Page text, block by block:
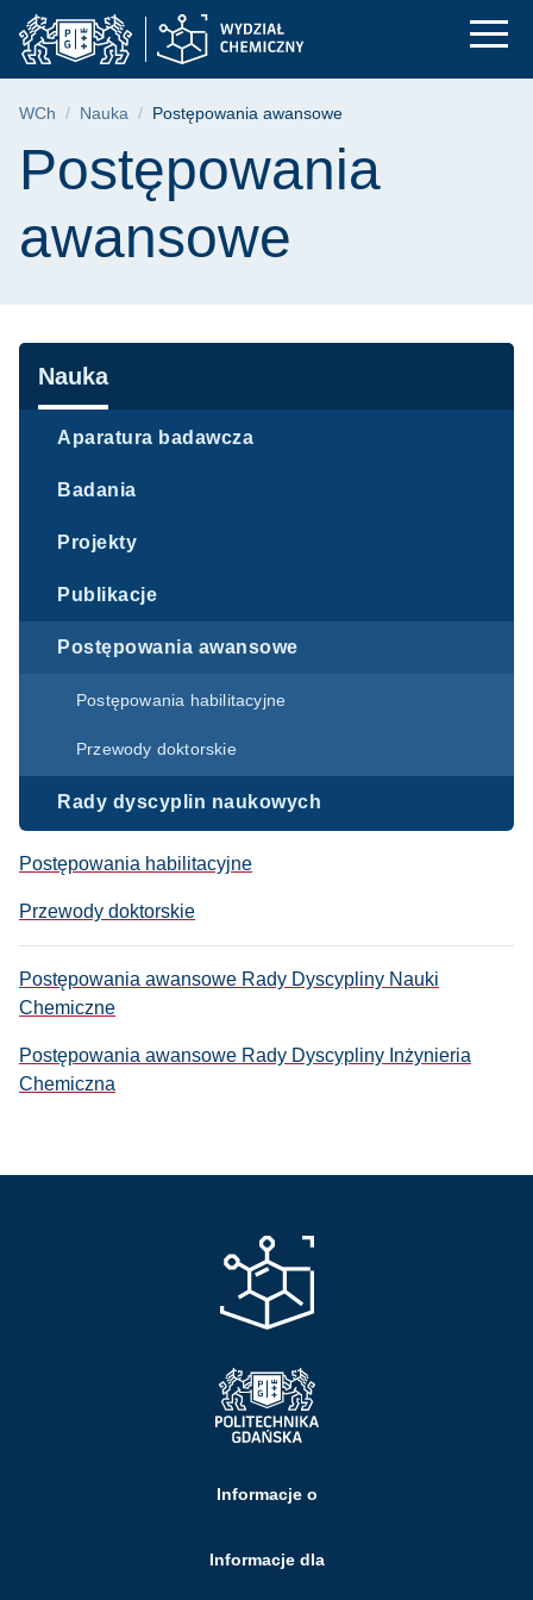
Przejdź
do
menu
Przejdź
do
wyszukiwarki
Przejdź
do
treści
Postępowania
Ścieżka nawigacyjna
WCh Nauka Postępowania awansowe
Treść strony
Postępowania
awansowe
Nawigacja
Nauka
Aparatura badawcza
Badania
Projekty
Publikacje
Postępowania awansowe
Postępowania habilitacyjne
Przewody doktorskie
Rady dyscyplin naukowych
Postępowania habilitacyjne
Przewody doktorskie
Postępowania awansowe Rady Dyscypliny Nauki
Chemiczne
Postępowania awansowe Rady Dyscypliny Inżynieria
Chemiczna
Informacje o
Informacje dla